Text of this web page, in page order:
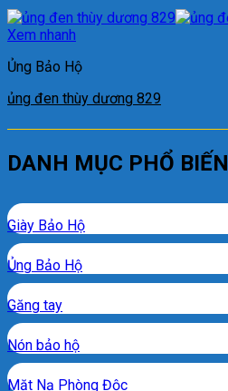
Xem nhanh
Ủng Bảo Hộ
ủng đen thùy dương 829
DANH MỤC PHỔ BIẾN
Giày Bảo Hộ
Ủng Bảo Hộ
Găng tay
Nón bảo hộ
Mặt Nạ Phòng Độc